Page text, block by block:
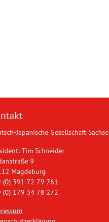
Japanische Gesellschaft
Tim Schneider
9
Magdeburg
(0) 391 72 79 761
(0) 179 34 78 272